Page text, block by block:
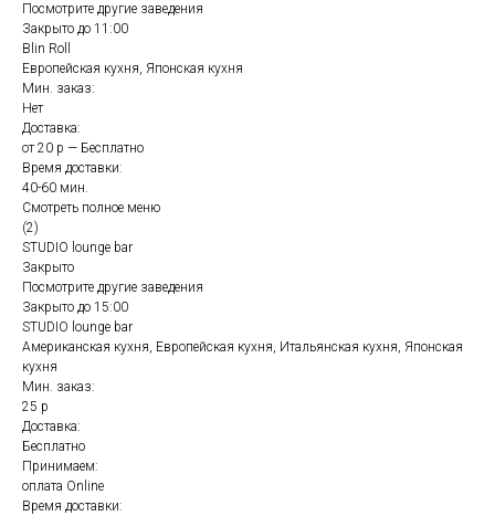
Посмотрите другие заведения
Закрыто до 11:00
Blin Roll
Европейская кухня, Японская кухня
Мин. заказ:
Нет
Доставка:
от 20 р — Бесплатно
Время доставки:
40-60 мин.
Смотреть полное меню
(2)
STUDIO lounge bar
Закрыто
Посмотрите другие заведения
Закрыто до 15:00
STUDIO lounge bar
Американская кухня, Европейская кухня, Итальянская кухня, Японская
кухня
Мин. заказ:
25 р
Доставка:
Бесплатно
Принимаем:
оплата Online
Время доставки: